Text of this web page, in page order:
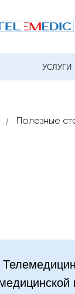
УСЛУГИ
/ Полезные